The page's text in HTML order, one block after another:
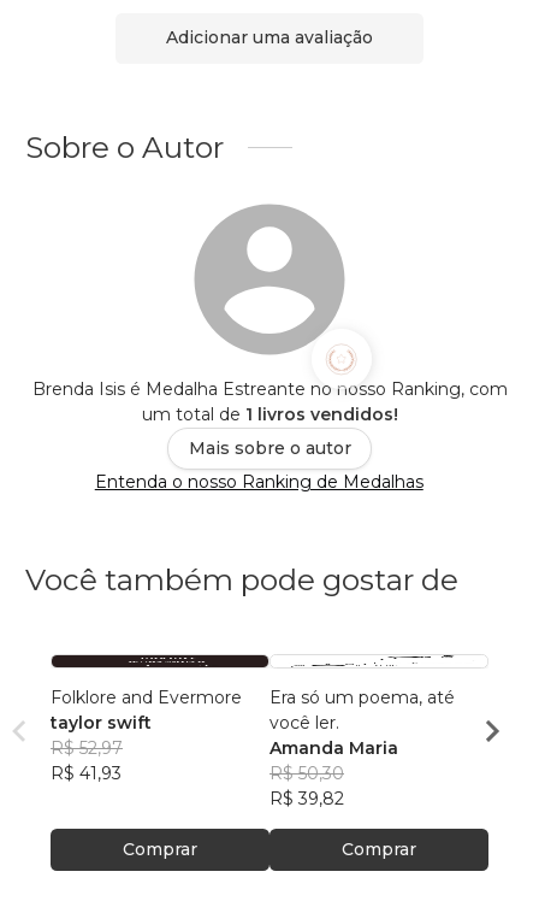
Adicionar uma avaliação
Sobre o Autor
Brenda Isis é Medalha Estreante no nosso Ranking, com
um total de 1 livros vendidos!
Mais sobre o autor
Entenda o nosso Ranking de Medalhas
Você também pode gostar de
Folklore and Evermore
taylor swift
R$ 52,97
R$ 41,93
Comprar
Era só um poema, até
você ler.
Amanda Maria
R$ 50,30
R$ 39,82
Comprar
Ana
R$